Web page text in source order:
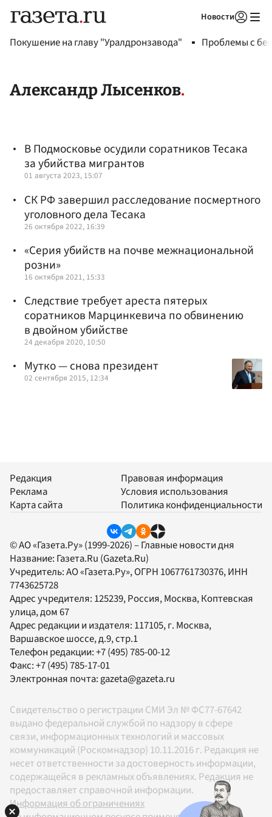
Новости
Покушение на главу "Уралдронзавода" Проблемы с
Александр Лысенков
В Подмосковье осудили соратников Тесака
за убийства мигрантов
01 августа 2023, 15:07
СК РФ завершил расследование посмертного
уголовного дела Тесака
26 октября 2022, 16:39
«Серия убийств на почве межнациональной
розни»
16 октября 2021, 15:33
Следствие требует ареста пятерых
соратников Марцинкевича по обвинению
в двойном убийстве
24 декабря 2020, 10:50
Мутко — снова президент
02 сентября 2015, 12:34
Редакция
Реклама
Карта сайта
Правовая информация
Условия использования
Политика конфиденциальности
© АО «Газета.Ру» (1999-2026) – Главные новости дня
Название: Газета.Ru (Gazeta.Ru)
Учредитель:АО «Газета.Ру», ОГРН 1067761730376, ИНН
7743625728
Адрес учредителя: 125239, Россия, Москва, Коптевская
улица, дом 67
Адрес редакции и издателя: 117105, г. Москва,
Варшавское шоссе, д.9, стр.1
Телефон редакции:+7 (495) 785-00-12
Факс:+7 (495) 785-17-01
Электронная почта:gazeta@gazeta.ru
Свидетельство о регистрации СМИ Эл № ФС77-67642
выдано федеральной службой по надзору в сфере
связи, информационных технологий и массовых
коммуникаций (Роскомнадзор) 10.11.2016 г. Редакция не
несет ответственности за достоверность информации,
содержащейся в рекламных объявлениях. Редакция не
предоставляет справочной информации.
Информация об ограничениях